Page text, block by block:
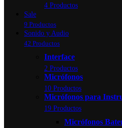
4 Productos
Sale
9 Productos
Sonido y Audio
42 Productos
Interface
2 Productos
Micrófonos
10 Productos
Micrófonos para
19 Productos
Micrófonos